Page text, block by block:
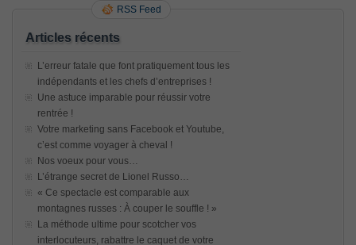
RSS Feed
Articles récents
L’erreur fatale que font pratiquement tous les
indépendants et les chefs d’entreprises !
Une astuce imparable pour réussir votre
rentrée !
Votre marketing sans Facebook et Youtube,
c’est comme voyager à cheval !
Nos voeux pour vous…
L’étrange secret de Lionel Russo…
« Ce spectacle est comparable aux
montagnes russes : À couper le souffle ! »
La méthode ultime pour scotcher vos
interlocuteurs, rabattre le caquet de votre